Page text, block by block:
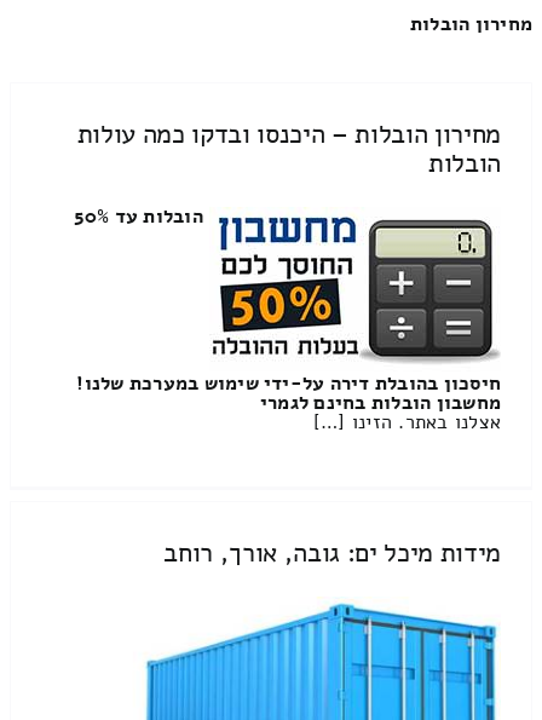
מחירון הובלות
מחירון הובלות – היכנסו ובדקו כמה עולות
הובלות
הובלות עד 50%
חיסכון בהובלת דירה על-ידי שימוש במערכת שלנו!
מחשבון הובלות בחינם לגמרי
אצלנו באתר. הזינו […]
מידות מיכל ים: גובה, אורך, רוחב